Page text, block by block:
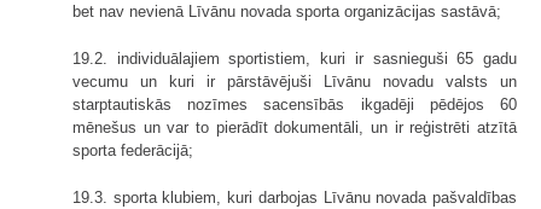
bet nav nevienā Līvānu novada sporta organizācijas sastāvā;
19.2. individuālajiem sportistiem, kuri ir sasnieguši 65 gadu
vecumu un kuri ir pārstāvējuši Līvānu novadu valsts un
starptautiskās nozīmes sacensībās ikgadēji pēdējos 60
mēnešus un var to pierādīt dokumentāli, un ir reģistrēti atzītā
sporta federācijā;
19.3. sporta klubiem, kuri darbojas Līvānu novada pašvaldības